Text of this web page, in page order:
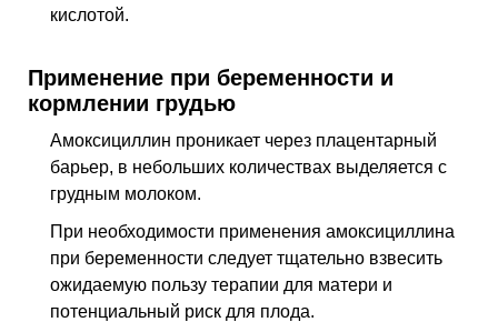
кислотой.
Применение при беременности и
кормлении грудью
Амоксициллин проникает через плацентарный
барьер, в небольших количествах выделяется с
грудным молоком.
При необходимости применения амоксициллина
при беременности следует тщательно взвесить
ожидаемую пользу терапии для матери и
потенциальный риск для плода.